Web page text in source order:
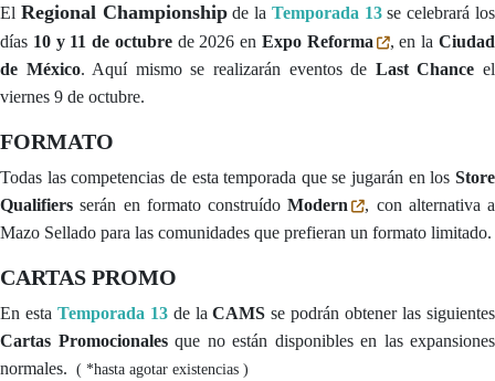
El Regional Championshipde la Temporada 13se celebrará los
días 10 y 11 de octubrede 2026 en Expo Reforma , en laCiudad
de México. Aquí mismo se realizarán eventos de Last Chance el
viernes 9 de octubre.
FORMATO
Todas las competencias de esta temporada que se jugarán en los Store
Qualifiers serán en formato construídoModern
, con alternativa a
Mazo Sellado para las comunidades que prefieran un formato limitado.
CARTAS PROMO
En esta Temporada 13de laCAMS se podrán obtener las siguientes
Cartas Promocionalesque no están disponibles en las expansiones
normales. ( *hasta agotar existencias )